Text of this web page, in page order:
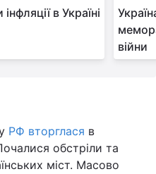
в Україні
війни
РФ вторглася в
обстріли та
міст. Масово